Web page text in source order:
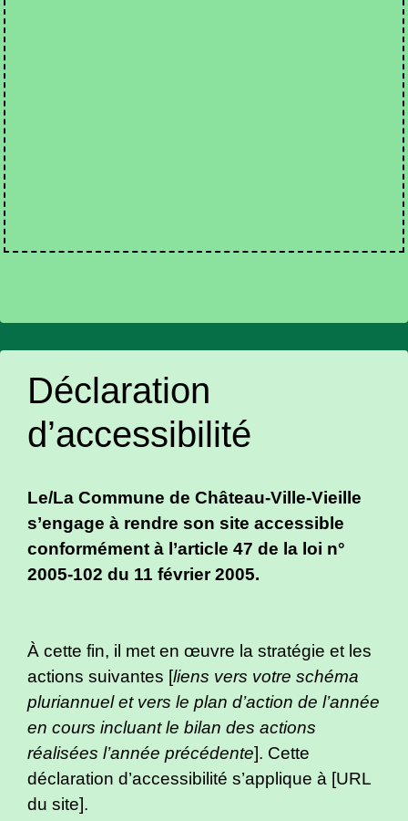
Déclaration
d’accessibilité
Le/La Commune de Château-Ville-Vieille
s’engage à rendre son site accessible
conformément à l’article 47 de la loi n°
2005-102 du 11 février 2005.
À cette fin, il met en œuvre la stratégie et les
actions suivantes [liens vers votre schéma
pluriannuel et vers le plan d’action de l’année
en cours incluant le bilan des actions
réalisées l’année précédente]. Cette
déclaration d’accessibilité s’applique à [URL
du site].